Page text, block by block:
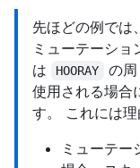
先ほどの例では、
ミューテーシ
は
HOORAY
の
使用される場合
す。 これには理
ミューテー